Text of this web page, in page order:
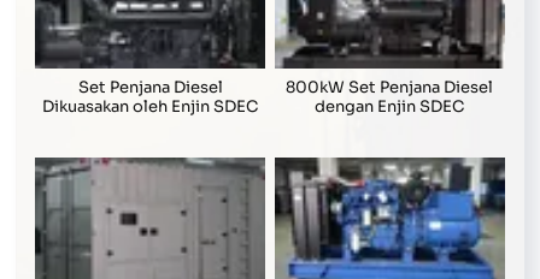
Set Penjana Diesel
Dikuasakan oleh Enjin SDEC
800kW Set Penjana Diesel
dengan Enjin SDEC